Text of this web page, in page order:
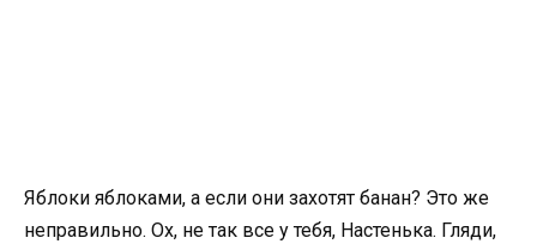
Яблоки яблоками, а если они захотят банан? Это же
неправильно. Ох, не так все у тебя, Настенька. Гляди,